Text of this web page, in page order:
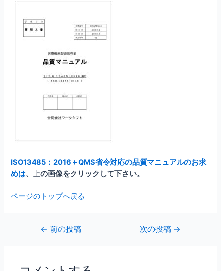
ISO13485：2016＋QMS省令対応の品質マニュアルのお求
めは、上の画像をクリックして下さい。
ページのトップへ戻る
← 前の投稿 次の投稿 →